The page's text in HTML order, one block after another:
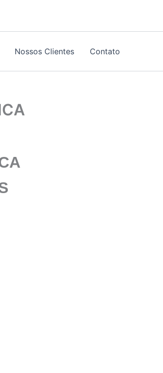
Nossos Clientes Contato